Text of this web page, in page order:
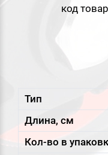
код
Тип
Длина, см
Кол-во в